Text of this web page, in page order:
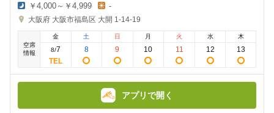
夜
の
額
￥4,000～￥4,999
昼
の
-
大阪府 大阪市福島区 大開 1-14-19
空席
情報
金
8/7
土
8
日
9
月
10
火
11
水
12
木
13
アプリで開く